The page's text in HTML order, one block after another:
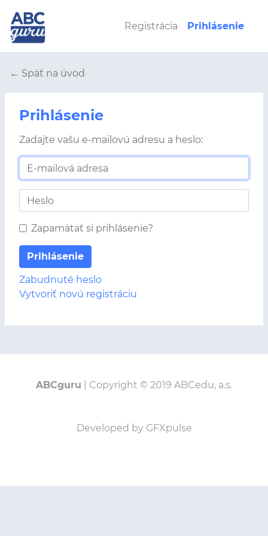
Registrácia Prihlásenie
← Späť na úvod
Prihlásenie
Zadajte vašu e-mailovú adresu a heslo:
E-mailová adresa
Heslo
Zapamätať si prihlásenie?
Prihlásenie
Zabudnuté heslo
Vytvoriť novú registráciu
ABCguru | Copyright © 2019 ABCedu, a.s.
Developed by GFXpulse